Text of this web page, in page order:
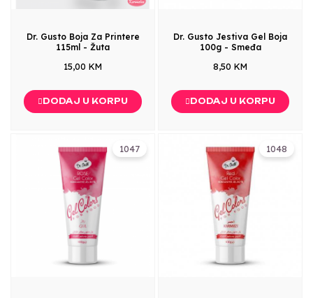
Dr. Gusto Boja Za Printere
115ml - Žuta
15,00 KM
DODAJ U KORPU
Dr. Gusto Jestiva Gel Boja
100g - Smeđa
8,50 KM
DODAJ U KORPU
1047 1048